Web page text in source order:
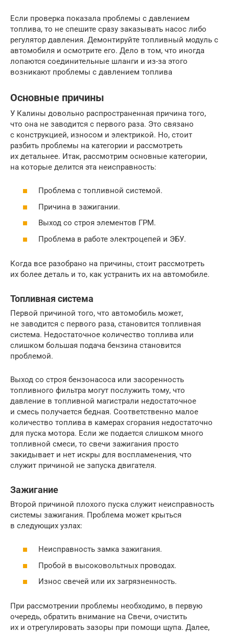
Если проверка показала проблемы с давлением
топлива, то не спешите сразу заказывать насос либо
регулятор давления. Демонтируйте топливный модуль с
автомобиля и осмотрите его. Дело в том, что иногда
лопаются соединительные шланги и из-за этого
возникают проблемы с давлением топлива
Основные причины
У Калины довольно распространенная причина того,
что она не заводится с первого раза. Это связано
с конструкцией, износом и электрикой. Но, стоит
разбить проблемы на категории и рассмотреть
их детальнее. Итак, рассмотрим основные категории,
на которые делится эта неисправность:
Проблема с топливной системой.
Причина в зажигании.
Выход со строя элементов ГРМ.
Проблема в работе электроцепей и ЭБУ.
Когда все разобрано на причины, стоит рассмотреть
их более деталь и то, как устранить их на автомобиле.
Топливная система
Первой причиной того, что автомобиль может,
не заводится с первого раза, становится топливная
система. Недостаточное количество топлива или
слишком большая подача бензина становится
проблемой.
Выход со строя бензонасоса или засоренность
топливного фильтра могут послужить тому, что
давление в топливной магистрали недостаточное
и смесь получается бедная. Соответственно малое
количество топлива в камерах сгорания недостаточно
для пуска мотора. Если же подается слишком много
топливной смеси, то свечи зажигания просто
закидывает и нет искры для воспламенения, что
служит причиной не запуска двигателя.
Зажигание
Второй причиной плохого пуска служит неисправность
системы зажигания. Проблема может крыться
в следующих узлах:
Неисправность замка зажигания.
Пробой в высоковольтных проводах.
Износ свечей или их загрязненность.
При рассмотрении проблемы необходимо, в первую
очередь, обратить внимание на Свечи, очистить
их и отрегулировать зазоры при помощи щупа. Далее,